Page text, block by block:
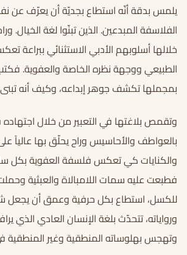
يلمس بدقة أنّه استطاع بجديّة أن يعرّف عن
الفلاسفة المبدعين. الذين تبنّوا لغة
خلالها أسلوبهم الأدبي الاستثنائي ببراعة
الطبيعي ووجهة نظره الخاصة والعفوية.
بمجملها تكشف جوهر إبداعه، وكيف أنه
وتقمص بلاغتها في التعبير من خلال
بالعواطف والأحاسيس وراح يحلّق بها عالياً
والكنايات كي تعكس فلسفة العفوية بكل
فطبعت عليه سمات اللامبالاة والعبثية
للكسل، استطاع بكل حرفية وعمق أن
ورواياته، تتحدّث بلغة الإنسان العادي الذي
وتهجس بهلوساته المنطقية وغير المنطقية